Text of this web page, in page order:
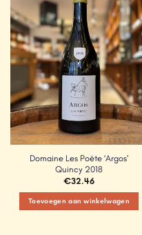
Add to
Wishlist
Domaine Les Poëte ‘Argos’
Quincy 2018
€32.46
Toevoegen aan winkelwagen